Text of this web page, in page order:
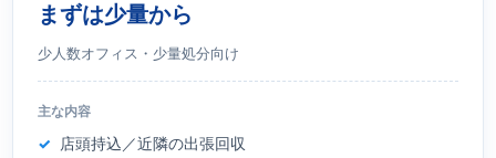
まずは少量から
少人数オフィス・少量処分向け
主な内容
店頭持込／近隣の出張回収